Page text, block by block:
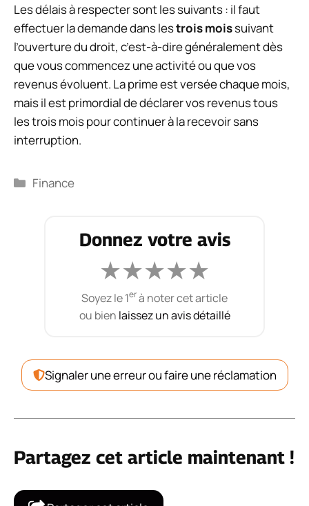
Les délais à respecter sont les suivants : il faut
effectuer la demande dans lestrois moissuivant
l’ouverture du droit, c’est-à-dire généralement dès
que vous commencez une activité ou que vos
revenus évoluent. La prime est versée chaque mois,
mais il est primordial de déclarer vos revenus tous
les trois mois pour continuer à la recevoir sans
interruption.
Catégories
Finance
Donnez votre avis
★★★★★
Soyez le 1erà noter cet article
ou bien laissez un avis détaillé
Signaler une erreur ou faire une réclamation
Partagez cet article maintenant !